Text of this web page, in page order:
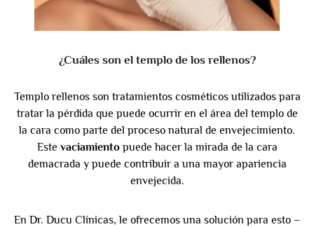
¿Cuáles son el templo de los rellenos?
Templo rellenos son tratamientos cosméticos utilizados para
tratar la pérdida que puede ocurrir en el área del templo de
la cara como parte del proceso natural de envejecimiento.
Este vaciamientopuede hacer la mirada de la cara
demacrada y puede contribuir a una mayor apariencia
envejecida.
En Dr. Ducu Clínicas, le ofrecemos una solución para esto –